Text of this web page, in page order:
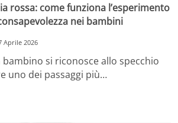
rossa: come funziona l’esperimento
nei bambini
Aprile 2026
si riconosce allo specchio
uno dei passaggi più…